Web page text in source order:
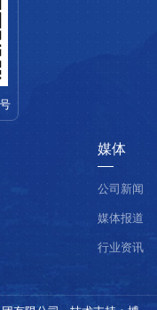
媒体
公司新闻
媒体报道
行业资讯